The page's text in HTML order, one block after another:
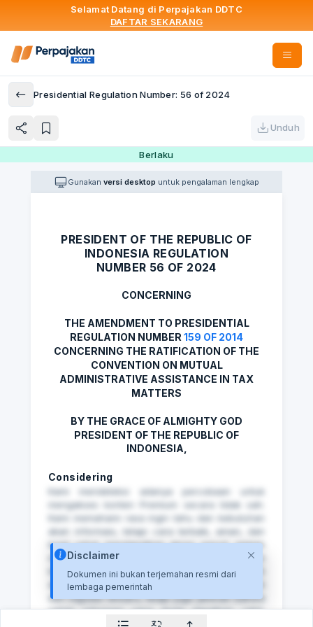
Selamat Datang di Perpajakan DDTC
DAFTAR SEKARANG
Presidential Regulation Number: 56 of 2024
Unduh
Berlaku
Gunakan versi desktop untuk pengalaman lengkap
PRESIDENT OF THE REPUBLIC OF
INDONESIA REGULATION
NUMBER 56 OF 2024
CONCERNING
THE AMENDMENT TO PRESIDENTIAL
REGULATION NUMBER 159 OF 2014
CONCERNING THE RATIFICATION OF THE
CONVENTION ON MUTUAL
ADMINISTRATIVE ASSISTANCE IN TAX
MATTERS
BY THE GRACE OF ALMIGHTY GOD
PRESIDENT OF THE REPUBLIC OF
INDONESIA,
Considering
Kami mendeteksi adanya percobaan untuk
mengakses konten Premium secara tidak sah.
Kami memahami rasa ingin tahu dan kebutuhan
akan informasi, tetapi cara terbaik, aman, dan
legal untuk mendapatkan akses penuh adalah
melalui paket Premium resmi. Dengan
berlangganan, Anda tidak hanya memperoleh
akses tanpa batas ke seluruh dokumen hukum
dan regulasi terbaru, tetapi juga jaminan bahwa
setiap informasi yang Anda dapatkan valid,
terpercaya, dan mendukung aktivitas Anda
Disclaimer
Dokumen ini bukan terjemahan resmi dari
lembaga pemerintah